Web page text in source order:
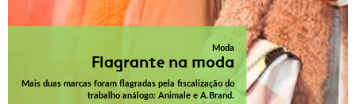
Moda
Flagrante na moda
Mais duas marcas foram flagradas pela fiscalização do
trabalho análogo: Animale e A.Brand.